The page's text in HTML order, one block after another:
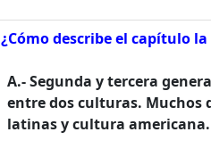
¿Cómo describe el capítulo
A.- Segunda y tercera
entre dos culturas. Muchos
latinas y cultura americana.